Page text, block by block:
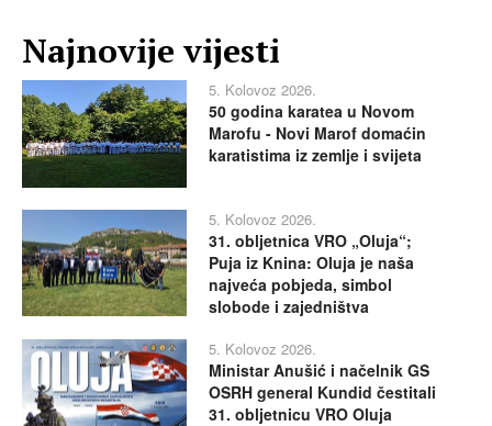
Najnovije vijesti
5. Kolovoz 2026.
50 godina karatea u Novom
Marofu - Novi Marof domaćin
karatistima iz zemlje i svijeta
5. Kolovoz 2026.
31. obljetnica VRO „Oluja“;
Puja iz Knina: Oluja je naša
najveća pobjeda, simbol
slobode i zajedništva
5. Kolovoz 2026.
Ministar Anušić i načelnik GS
OSRH general Kundid čestitali
31. obljetnicu VRO Oluja